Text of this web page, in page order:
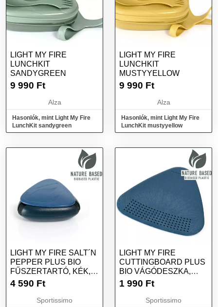
LIGHT MY FIRE
LUNCHKIT
SANDYGREEN
9 990 Ft
Alza
Hasonlók, mint Light My Fire
LunchKit sandygreen
LIGHT MY FIRE
LUNCHKIT
MUSTYYELLOW
9 990 Ft
Alza
Hasonlók, mint Light My Fire
LunchKit mustyyellow
LIGHT MY FIRE SALT´N
PEPPER PLUS BIO
FŰSZERTARTÓ, KÉK,
MÉRET
4 590 Ft
Sportissimo
LIGHT MY FIRE
CUTTINGBOARD PLUS
BIO VÁGÓDESZKA,
KÉK, MÉRET
1 990 Ft
Sportissimo